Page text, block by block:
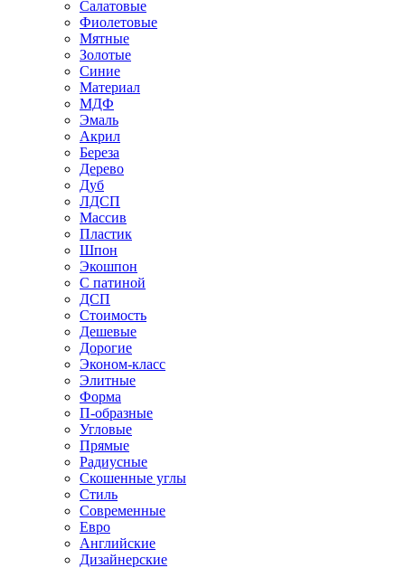
Салатовые
Фиолетовые
Мятные
Золотые
Синие
Материал
МДФ
Эмаль
Акрил
Береза
Дерево
Дуб
ЛДСП
Массив
Пластик
Шпон
Экошпон
С патиной
ДСП
Стоимость
Дешевые
Дорогие
Эконом-класс
Элитные
Форма
П-образные
Угловые
Прямые
Радиусные
Скошенные углы
Стиль
Современные
Евро
Английские
Дизайнерские